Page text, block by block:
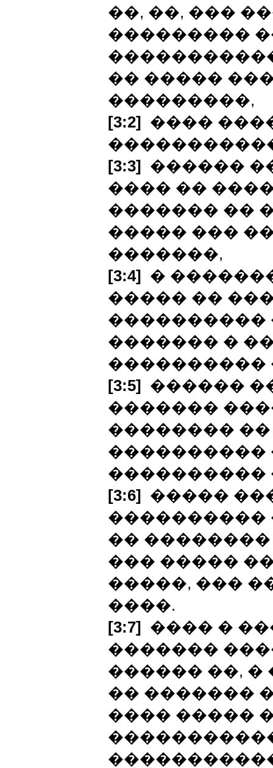
��, ��, ���
���������
�� �����
���������,
[3:2] ����
[3:3] ������
���� ��
������� ��
����� ���
�������,
[3:4] �
����� ��
����������
������� �
����������
[3:5] ������
�������
�������� ��
����������
����������
[3:6] �����
����������
��
��� �����
�����, ���
����.
[3:7] ���� �
�������
������ ��,
�� �������
���� �����